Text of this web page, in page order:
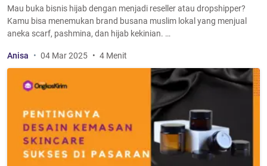
Mau buka bisnis hijab dengan menjadi reseller atau dropshipper?
Kamu bisa menemukan brand busana muslim lokal yang menjual
aneka scarf, pashmina, dan hijab kekinian. …
Anisa 04 Mar 2025 4 Menit